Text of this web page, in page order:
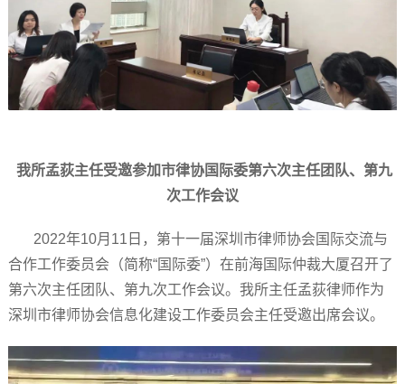
我所孟荻主任受邀参加市律协国际委第六次主任团队、第九
次工作会议
2022年10月11日，第十一届深圳市律师协会国际交流与
合作工作委员会（简称“国际委”）在前海国际仲裁大厦召开了
第六次主任团队、第九次工作会议。我所主任孟荻律师作为
深圳市律师协会信息化建设工作委员会主任受邀出席会议。